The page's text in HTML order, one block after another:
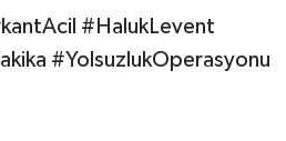
#HalukLevent
#YolsuzlukOperasyonu